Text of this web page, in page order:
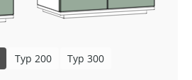
Typ 200 Typ 300